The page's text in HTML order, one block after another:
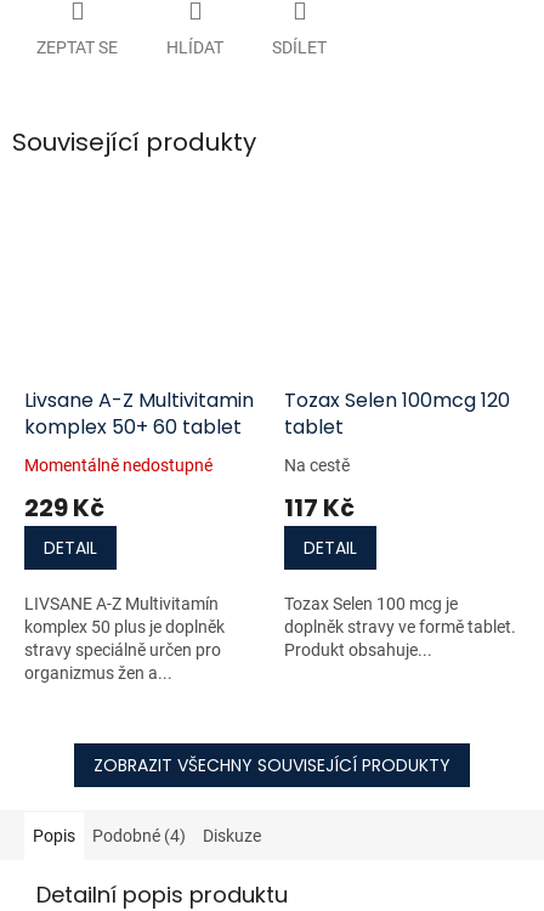
ZEPTAT SE HLÍDAT SDÍLET
Související produkty
Livsane A-Z Multivitamin
komplex 50+ 60 tablet
Momentálně nedostupné
229 Kč
DETAIL
LIVSANE A-Z Multivitamín
komplex 50 plus je doplněk
stravy speciálně určen pro
organizmus žen a...
Tozax Selen 100mcg 120
tablet
Na cestě
117 Kč
DETAIL
Tozax Selen 100 mcg je
doplněk stravy ve formě tablet.
Produkt obsahuje...
ZOBRAZIT VŠECHNY SOUVISEJÍCÍ PRODUKTY
Popis Podobné (4) Diskuze
Detailní popis produktu